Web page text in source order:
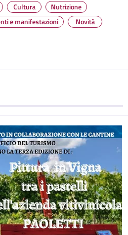
Cultura
Nutrizione
e manifestazioni
Novità